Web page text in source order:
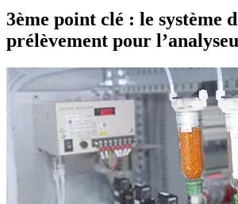
3ème point clé : le système
prélèvement pour